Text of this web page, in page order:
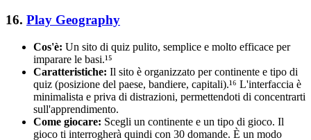
16. Play Geography
Cos'è: Un sito di quiz pulito, semplice e molto efficace per
imparare le basi.¹⁵
Caratteristiche: Il sito è organizzato per continente e tipo di
quiz (posizione del paese, bandiere, capitali).¹⁶ L'interfaccia è
minimalista e priva di distrazioni, permettendoti di concentrarti
sull'apprendimento.
Come giocare: Scegli un continente e un tipo di gioco. Il
gioco ti interrogherà quindi con 30 domande. È un modo